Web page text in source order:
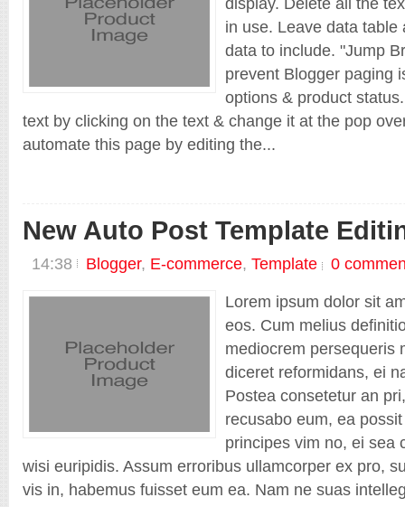
in use. Leave data table
data to include. "Jump
prevent Blogger paging
options & product
text by clicking on the text & change it at the pop
automate this page by editing the...
New Auto Post Template
14:38 Blogger, E-commerce, Template
0
Lorem ipsum dolor sit
eos. Cum melius
mediocrem persequeris
diceret reformidans, ei
Postea consetetur an
recusabo eum, ea
principes vim no, ei sea
wisi euripidis. Assum erroribus ullamcorper ex pro,
vis in, habemus fuisset eum ea. Nam ne suas